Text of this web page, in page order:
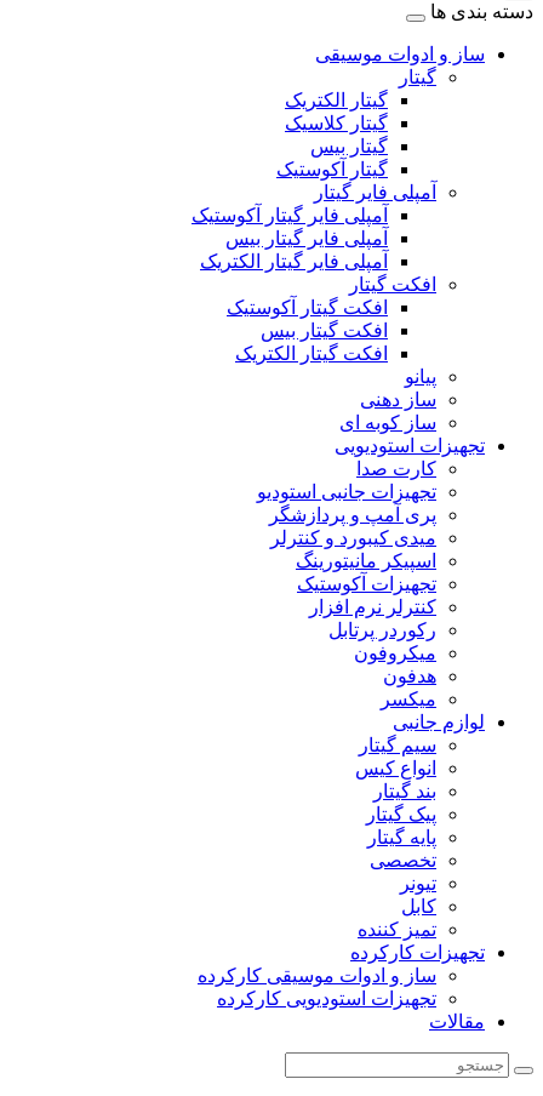
دسته بندی ها
ساز و ادوات موسیقی
گیتار
گیتار الکتریک
گیتار کلاسیک
گیتار بیس
گیتار آکوستیک
آمپلی فایر گیتار
آمپلی فایر گیتار آکوستیک
آمپلی فایر گیتار بیس
آمپلی فایر گیتار الکتریک
افکت گیتار
افکت گیتار آکوستیک
افکت گیتار بیس
افکت گیتار الکتریک
پیانو
ساز دهنی
ساز کوبه ای
تجهیزات استودیویی
کارت صدا
تجهیزات جانبی استودیو
پری آمپ و پردازشگر
میدی کیبورد و کنترلر
اسپیکر مانیتورینگ
تجهیزات آکوستیک
کنترلر نرم افزار
رکوردر پرتابل
میکروفون
هدفون
میکسر
لوازم جانبی
سیم گیتار
انواع کیس
بند گیتار
پیک گیتار
پایه گیتار
تخصصی
تیونر
کابل
تمیز کننده
تجهیزات کارکرده
ساز و ادوات موسیقی کارکرده
تجهیزات استودیویی کارکرده
مقالات